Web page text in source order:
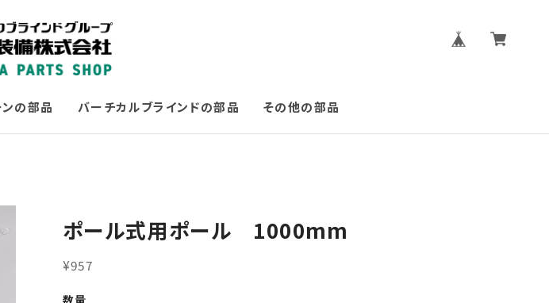
の部品 バーチカルブラインドの部品 その他の部品
ポール式用ポール 1000mm
¥957
数量